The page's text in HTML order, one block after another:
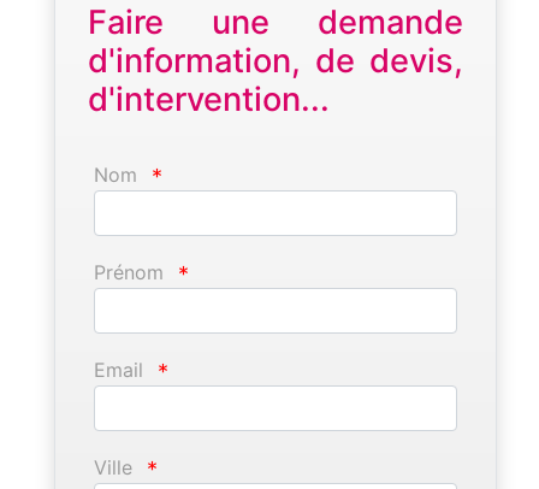
Faire une demande
d'information, de devis,
d'intervention...
Nom *
Prénom *
Email *
Ville *